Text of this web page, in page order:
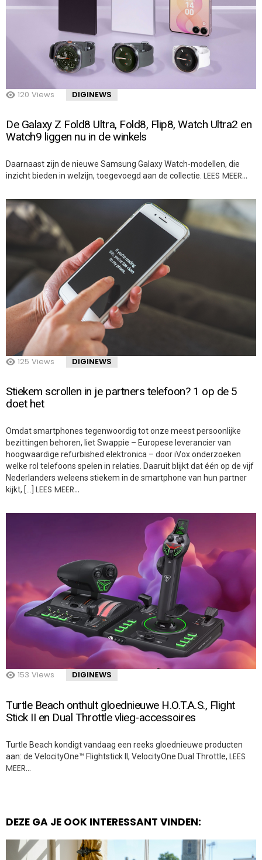
120 Views DIGINEWS
De Galaxy Z Fold8 Ultra, Fold8, Flip8, Watch Ultra2 en
Watch9 liggen nu in de winkels
Daarnaast zijn de nieuwe Samsung Galaxy Watch-modellen, die
inzicht bieden in welzijn, toegevoegd aan de collectie. LEES MEER…
125 Views DIGINEWS
Stiekem scrollen in je partners telefoon? 1 op de 5
doet het
Omdat smartphones tegenwoordig tot onze meest persoonlijke
bezittingen behoren, liet Swappie – Europese leverancier van
hoogwaardige refurbished elektronica – door iVox onderzoeken
welke rol telefoons spelen in relaties. Daaruit blijkt dat één op de vijf
Nederlanders weleens stiekem in de smartphone van hun partner
kijkt, […] LEES MEER…
153 Views DIGINEWS
Turtle Beach onthult gloednieuwe H.O.T.A.S., Flight
Stick II en Dual Throttle vlieg-accessoires
Turtle Beach kondigt vandaag een reeks gloednieuwe producten
aan: de VelocityOne™ Flightstick II, VelocityOne Dual Throttle, LEES
MEER…
DEZE GA JE OOK INTERESSANT VINDEN: